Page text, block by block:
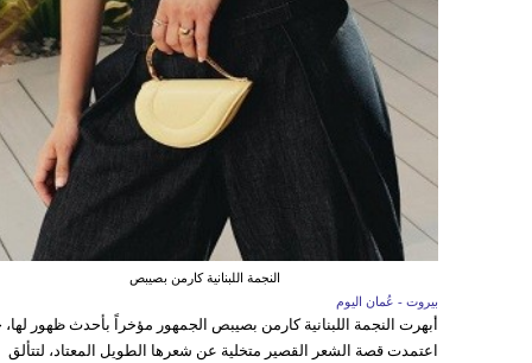
النجمة اللبنانية كارمن بصيبص
بيروت - عُمان اليوم
أبهرت النجمة اللبنانية كارمن بصيبص الجمهور مؤخراً بأحدث ظهور
اعتمدت قصة الشعر القصير متخلية عن شعرها الطويل المعتاد، لتتألق